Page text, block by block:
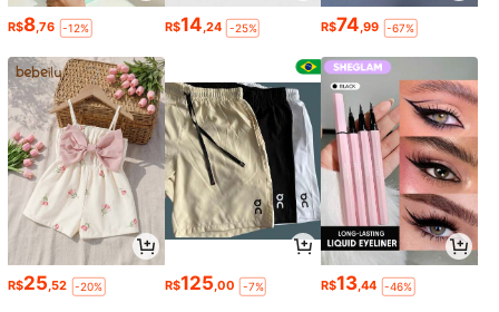
R$8,76 -12% R$14,24 -25% R$74,99 -67%
R$25,52 -20% R$125,00 -7% R$13,44 -46%